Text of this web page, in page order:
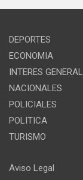
DEPORTES
ECONOMIA
INTERES GENERAL
NACIONALES
POLICIALES
POLITICA
TURISMO
Aviso Legal